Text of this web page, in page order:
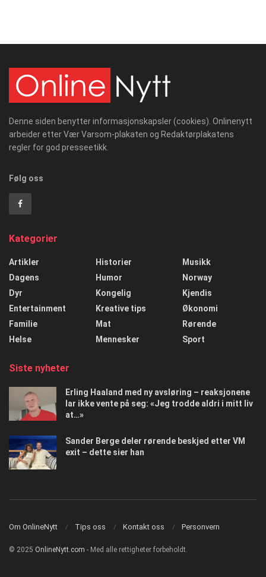
Denne siden benytter informasjonskapsler (cookies). Onlinenytt
arbeider etter Vær Varsom-plakaten og Redaktørplakatens
regler for god presseetikk.
Følg oss
Kategorier
Artikler
Dagens
Dyr
Entertainment
Familie
Helse
Historier
Humor
Kongelig
Kreative tips
Mat
Mennesker
Musikk
Norway
Kjendis
Økonomi
Rørende
Sport
Siste nyheter
Erling Haaland med ny avsløring – reaksjonene
lar ikke vente på seg: «Jeg trodde aldri i mitt liv
at…»
Sander Berge deler rørende beskjed etter VM
exit – dette sier han
Om OnlineNytt Tips oss Kontakt oss Personvern
© 2025 OnlineNytt.com - Med alle rettigheter forbeholdt.